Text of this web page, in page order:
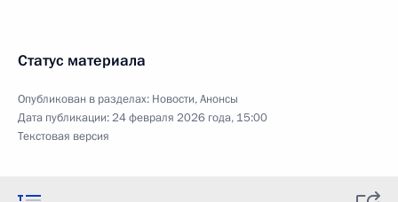
Статус материала
Опубликован в разделах: Новости,Анонсы
Дата публикации:24 февраля 2026 года, 15:00
Текстовая версия